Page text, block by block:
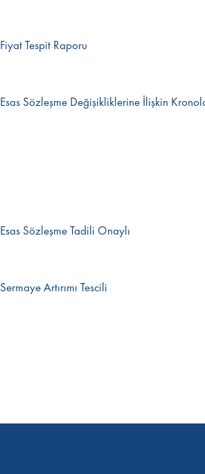
Fiyat Tespit Raporu
Esas Sözleşme Değişikliklerine İlişkin
Esas Sözleşme Tadili Onaylı
Sermaye Artırımı Tescili